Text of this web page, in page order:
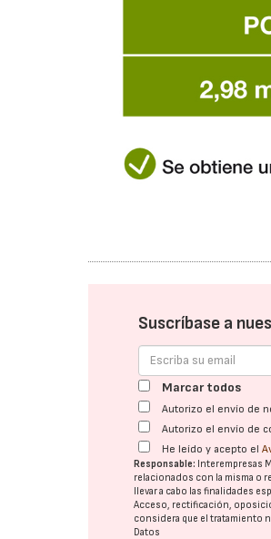
Suscríbase a
Marcar todos
Autorizo el envío de
Autorizo el envío de
He leído y acepto el
Responsable: Interempresas
relacionados con la misma o
llevar a cabo las finalidades
Acceso, rectificación,
considera que el tratamiento
Datos